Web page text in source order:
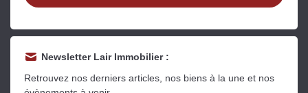
Newsletter Lair Immobilier :
Retrouvez nos derniers articles, nos biens à la une et nos